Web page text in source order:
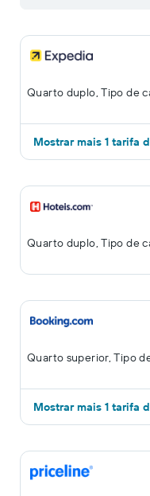
Quarto duplo, Tipo de
Mostrar mais 1 tarifa
Quarto duplo, Tipo de
Quarto superior, Tipo
Mostrar mais 1 tarifa